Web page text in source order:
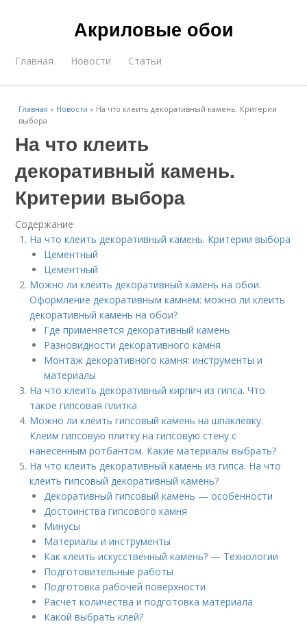
Акриловые обои
Главная Новости Статьи
Главная » Новости » На что клеить декоративный камень. Критерии
выбора
На что клеить
декоративный камень.
Критерии выбора
Содержание
На что клеить декоративный камень. Критерии выбора
Цементный
Цементный
Можно ли клеить декоративный камень на обои.
Оформление декоративным камнем: можно ли клеить
декоративный камень на обои?
Где применяется декоративный камень
Разновидности декоративного камня
Монтаж декоративного камня: инструменты и
материалы
На что клеить декоративный кирпич из гипса. Что
такое гипсовая плитка
Можно ли клеить гипсовый камень на шпаклевку.
Клеим гипсовую плитку на гипсовую стену с
нанесенным ротбантом. Какие материалы выбрать?
На что клеить декоративный камень из гипса. На что
клеить гипсовый декоративный камень?
Декоративный гипсовый камень — особенности
Достоинства гипсового камня
Минусы
Материалы и инструменты
Как клеить искусственный камень? — Технологии
Подготовительные работы
Подготовка рабочей поверхности
Расчет количества и подготовка материала
Какой выбрать клей?